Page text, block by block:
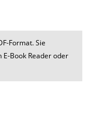
Format. Sie
Book Reader oder